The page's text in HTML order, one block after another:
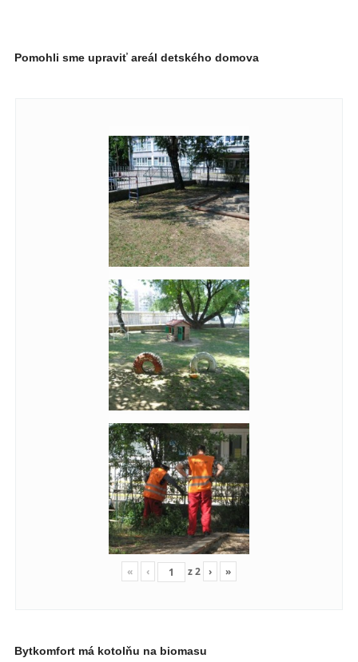
Pomohli sme upraviť areál detského domova
« ‹ z2 › »
Bytkomfort má kotolňu na biomasu